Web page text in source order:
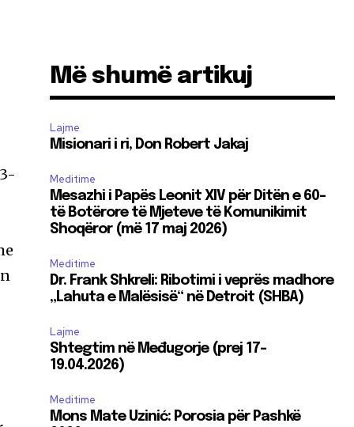
Më shumë artikuj
Lajme
Misionari i ri, Don Robert Jakaj
Meditime
Mesazhi i Papës Leonit XIV për Ditën e 60-
të Botërore të Mjeteve të Komunikimit
Shoqëror (më 17 maj 2026)
Meditime
Dr. Frank Shkreli: Ribotimi i veprës madhore
„Lahuta e Malësisë“ në Detroit (SHBA)
Lajme
Shtegtim në Međugorje (prej 17-
19.04.2026)
Meditime
Mons Mate Uzinić: Porosia për Pashkë